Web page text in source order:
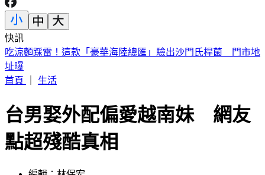
快訊
台股盤中／漲逾900點收復45K 台達電、南亞科、華邦電漲
停
首頁
生活
台男娶外配偏愛越南妹 網友
點超殘酷真相